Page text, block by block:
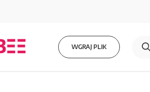
WGRAJ PLIK